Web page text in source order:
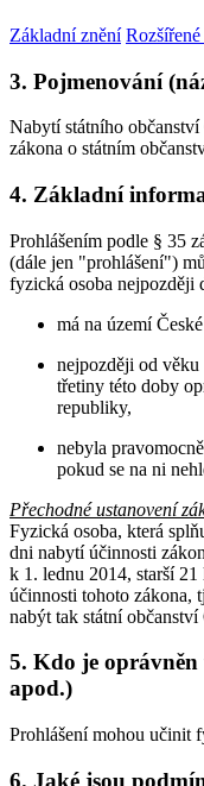
Základní znění
3. Pojmenování
Nabytí státního
zákona o státním
4. Základní
Prohlášením podle § 35
(dále jen "prohlášení")
fyzická osoba nejpozději
má na území
nejpozději od věku
třetiny této doby
republiky,
nebyla
pokud se na ni
Přechodné ustanovení
Fyzická osoba, která
dni nabytí účinnosti
k 1. lednu 2014, starší
účinnosti tohoto zákona,
nabýt tak státní
5. Kdo je oprávněn
apod.)
Prohlášení mohou učinit
6. Jaké jsou